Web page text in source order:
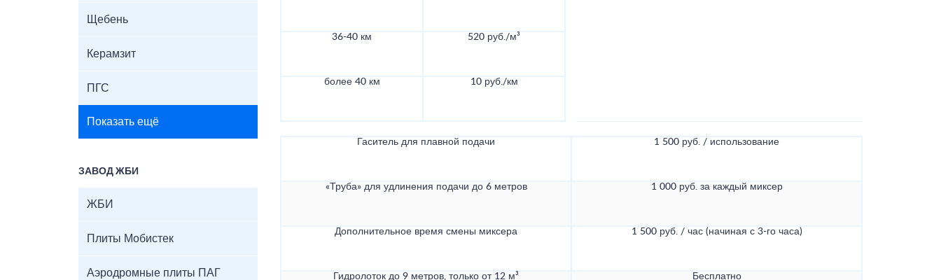
Щебень
Керамзит
ПГС
Показать ещё
ЗАВОД ЖБИ
ЖБИ
Плиты Мобистек
Аэродромные плиты ПАГ
36-40 км 520 руб./м³
более 40 км 10 руб./км
Гаситель для плавной подачи 1 500 руб. / использование
«Труба» для удлинения подачи до 6 метров 1 000 руб. за каждый миксер
Дополнительное время смены миксера 1 500 руб. / час (начиная с 3-го часа)
Гидролоток до 9 метров, только от 12 м³ Бесплатно